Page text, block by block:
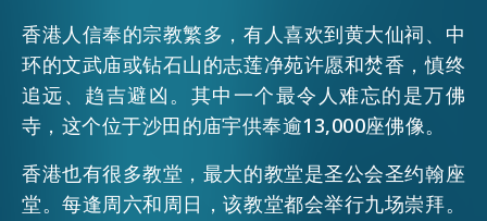
在港营商
活动情报
WECHAT
EMAIL
香港人信奉的宗教繁多，有人喜欢到黄大仙祠、中
环的文武庙或钻石山的志莲净苑许愿和焚香，慎终
追远、趋吉避凶。其中一个最令人难忘的是万佛
寺，这个位于沙田的庙宇供奉逾13,000座佛像。
香港也有很多教堂，最大的教堂是圣公会圣约翰座
堂。每逢周六和周日，该教堂都会举行九场崇拜。